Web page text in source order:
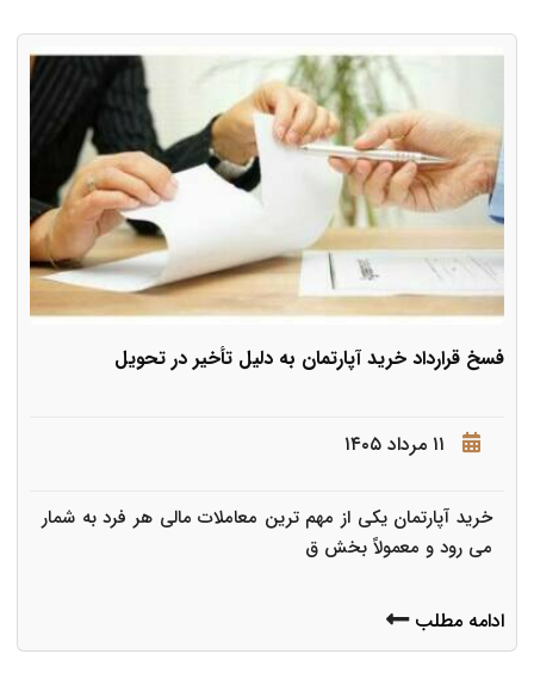
فسخ قرارداد خرید آپارتمان به دلیل تأخیر در تحویل
۱۱ مرداد ۱۴۰۵
خرید آپارتمان یکی از مهم ترین معاملات مالی هر فرد به شمار
می رود و معمولاً بخش ق
ادامه مطلب